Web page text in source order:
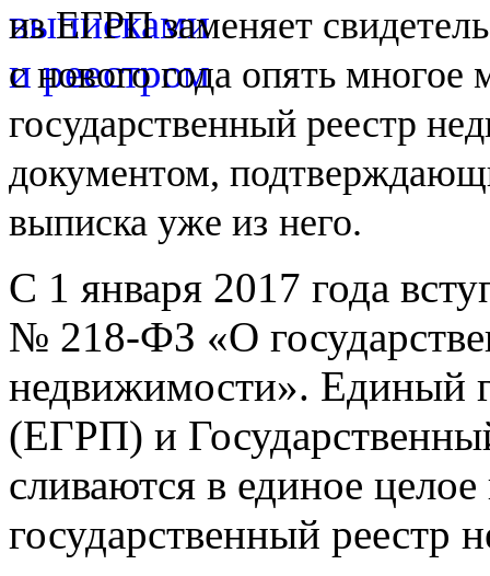
из ЕГРП заменяет
с нового года опять
государственный реестр
документом,
выписка уже из него.
С 1 января 2017 года
№ 218-ФЗ «О
недвижимости». Единый
(ЕГРП) и
сливаются в единое
государственный